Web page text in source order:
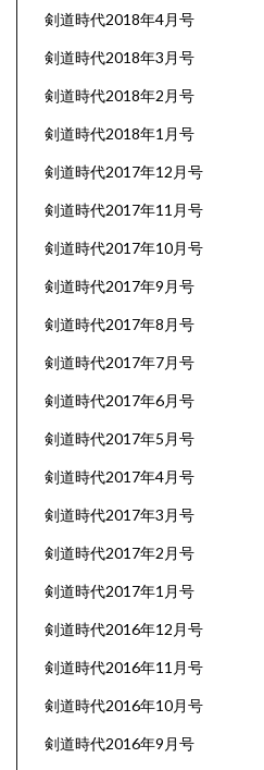
剣道時代2018年4月号
剣道時代2018年3月号
剣道時代2018年2月号
剣道時代2018年1月号
剣道時代2017年12月号
剣道時代2017年11月号
剣道時代2017年10月号
剣道時代2017年9月号
剣道時代2017年8月号
剣道時代2017年7月号
剣道時代2017年6月号
剣道時代2017年5月号
剣道時代2017年4月号
剣道時代2017年3月号
剣道時代2017年2月号
剣道時代2017年1月号
剣道時代2016年12月号
剣道時代2016年11月号
剣道時代2016年10月号
剣道時代2016年9月号